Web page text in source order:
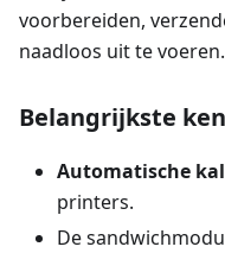
voorbereiden,
naadloos uit te voeren.
Belangrijkste
Automatische
printers.
De